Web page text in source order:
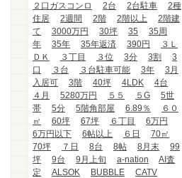
２口ガスコンロ
2台 2台駐車
2種
住居
2週間 2階 2階以上
2階建
て
3000万円 30坪 35
35周
年
35年 35年返済 390円
３Ｌ
ＤＫ
３丁目 ３位 3分 3割
3
口
３台 ３台駐車可能 3年
3月
入居可
3階 40坪 4LDK
4台
４月
5280万円 ５５ ５G
5世
帯
5分 5階角部屋 6.89％
６０
㎡
60坪 67坪 ６丁目
6万円
6万円以下
6帖以上 ６日
70㎡
70坪
７日 8台 8帖 8月末
99
坪
9台 9月上旬 a-nation
AI査
定
ALSOK BUBBLE
CATV